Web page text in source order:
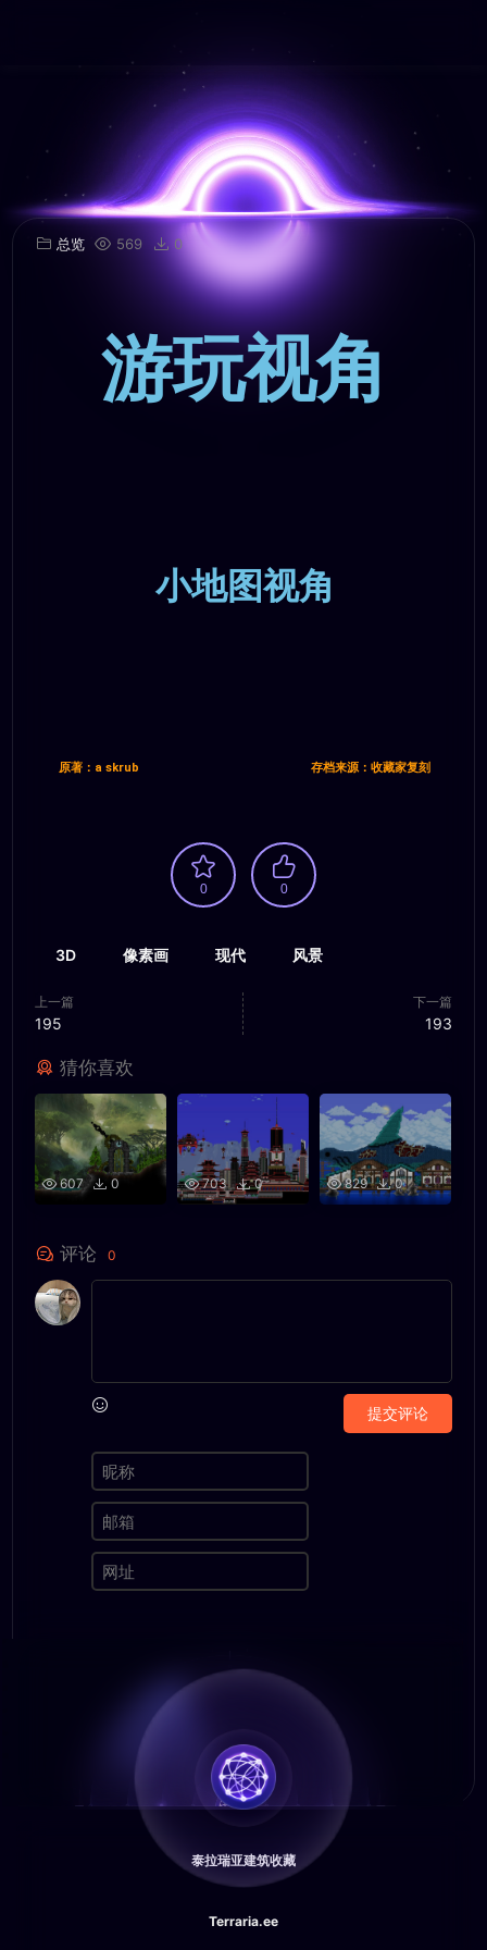
总览 569 0
游玩视角
小地图视角
原著：a skrub 存档来源：收藏家复刻
0 0
3D 像素画 现代 风景
上一篇
195
下一篇
193
猜你喜欢
607 0 703 0 829 0
评论 0
提交评论
泰拉瑞亚建筑收藏
Terraria.ee